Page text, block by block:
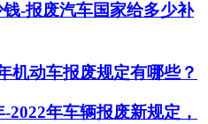
-报废汽车国家给多少补
机动车报废规定有哪些？
2022年车辆报废新规定，